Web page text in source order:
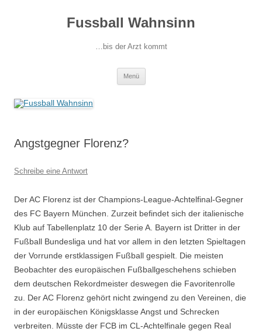
Fussball Wahnsinn
…bis der Arzt kommt
Menü
Angstgegner Florenz?
Schreibe eine Antwort
Der AC Florenz ist der Champions-League-Achtelfinal-Gegner
des FC Bayern München. Zurzeit befindet sich der italienische
Klub auf Tabellenplatz 10 der Serie A. Bayern ist Dritter in der
Fußball Bundesliga und hat vor allem in den letzten Spieltagen
der Vorrunde erstklassigen Fußball gespielt. Die meisten
Beobachter des europäischen Fußballgeschehens schieben
dem deutschen Rekordmeister deswegen die Favoritenrolle
zu. Der AC Florenz gehört nicht zwingend zu den Vereinen, die
in der europäischen Königsklasse Angst und Schrecken
verbreiten. Müsste der FCB im CL-Achtelfinale gegen Real